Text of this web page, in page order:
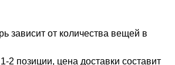
зависит от количества вещей в
2 позиции, цена доставки составит